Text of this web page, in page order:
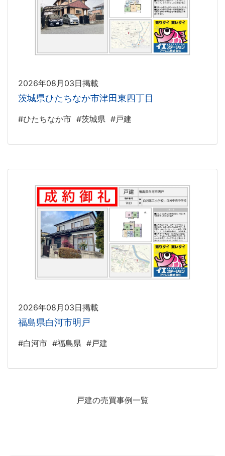
2026年08月03日掲載
茨城県ひたちなか市津田東四丁目
#ひたちなか市 #茨城県 #戸建
2026年08月03日掲載
福島県白河市明戸
#白河市 #福島県 #戸建
戸建の売買事例一覧